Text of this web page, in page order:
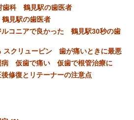
科 鶴見駅の歯医者
見駅の歯医者
コニアで良かった 鶴見駅30秒の歯
スクリューピン 歯が痛いときに最悪
仮歯で痛い 仮歯で根管治療に
修復とリテーナーの注意点